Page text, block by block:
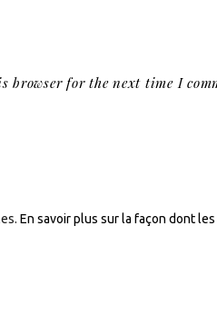
browser for the next time I
En savoir plus sur la façon dont